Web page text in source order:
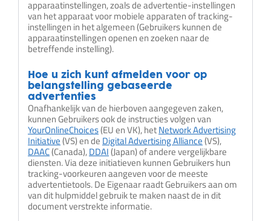
apparaatinstellingen, zoals de advertentie-instellingen
van het apparaat voor mobiele apparaten of tracking-
instellingen in het algemeen (Gebruikers kunnen de
apparaatinstellingen openen en zoeken naar de
betreffende instelling).
Hoe u zich kunt afmelden voor op
belangstelling gebaseerde
advertenties
Onafhankelijk van de hierboven aangegeven zaken,
kunnen Gebruikers ook de instructies volgen van
YourOnlineChoices(EU en VK), hetNetwork Advertising
Initiative(VS) en de Digital Advertising Alliance(VS),
DAAC(Canada),DDAI(Japan) of andere vergelijkbare
diensten. Via deze initiatieven kunnen Gebruikers hun
tracking-voorkeuren aangeven voor de meeste
advertentietools. De Eigenaar raadt Gebruikers aan om
van dit hulpmiddel gebruik te maken naast de in dit
document verstrekte informatie.